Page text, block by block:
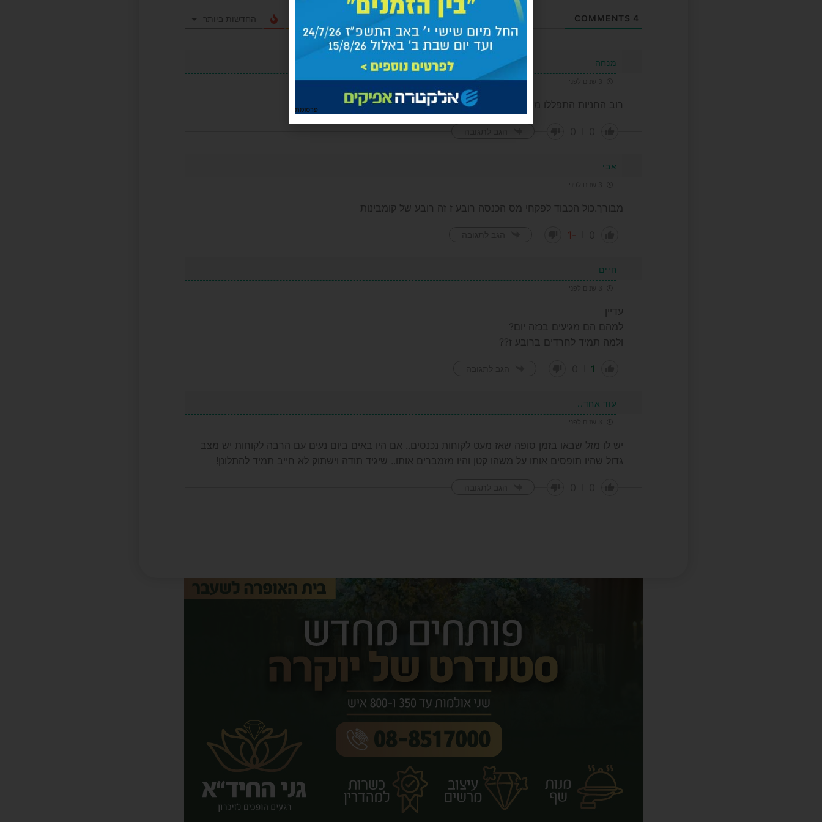
4 החדשות ביותר
מנחה
רוב החניות התפללו מנחה כמנהג ירושלים
אבי
מבורך.כול הכבוד לפקחי מס הכנסה רובע ז זה רובע של קומבינות
-1
חיים
עדיין
למהם הם מגיעים בכזה יום?
ולמה תמיד לחרדים ברובע ז??
1
עוד אחד..
יש לו מזל שבאו בזמן סופה שאז מעט לקוחות נכנסים.. אם היו באים ביום נעים עם הרבה לקוחות יש מצב
גדול שהיו תופסים אותו על משהו קטן והיו מזמברים אותו.. שיגיד תודה וישתוק לא חייב תמיד להתלונן!
פרסומת